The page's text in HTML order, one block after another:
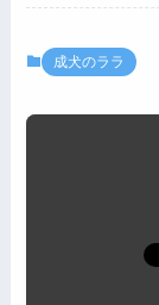
成犬のララ